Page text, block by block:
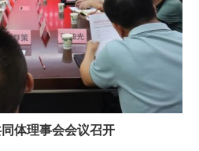
体理事会会议召开